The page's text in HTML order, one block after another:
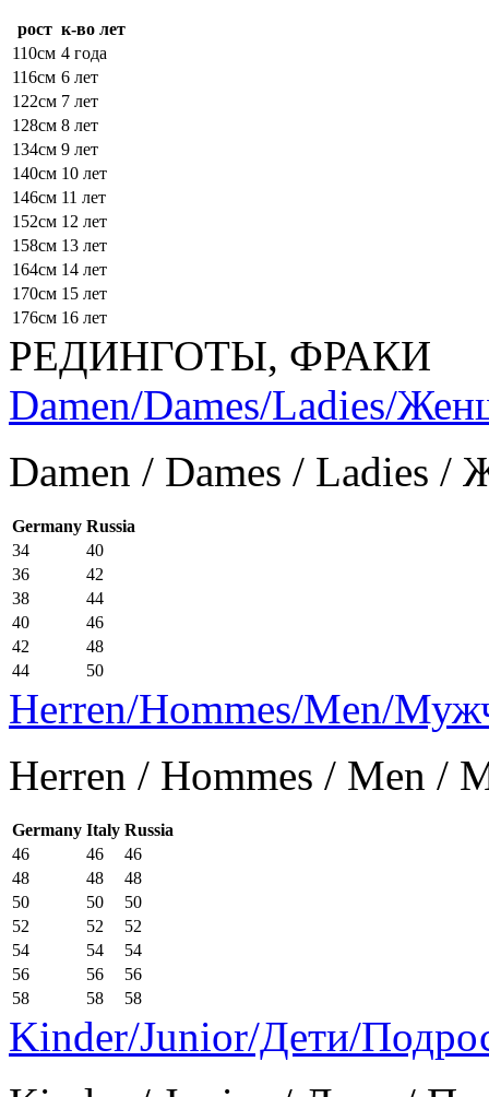
рост к-во лет
110см 4 года
116см 6 лет
122см 7 лет
128см 8 лет
134см 9 лет
140см 10 лет
146см 11 лет
152см 12 лет
158см 13 лет
164см 14 лет
170см 15 лет
176см 16 лет
РЕДИНГОТЫ, ФРАКИ
Damen/Dames/Ladies/
Damen / Dames / Ladies
Germany Russia
34
40
36
42
38
44
40
46
42
48
44
50
Herren/Hommes/Men/
Herren / Hommes / Men /
Germany Italy Russia
46
46
46
48
48
48
50
50
50
52
52
52
54
54
54
56
56
56
58
58 58
Kinder/Junior/Дети/